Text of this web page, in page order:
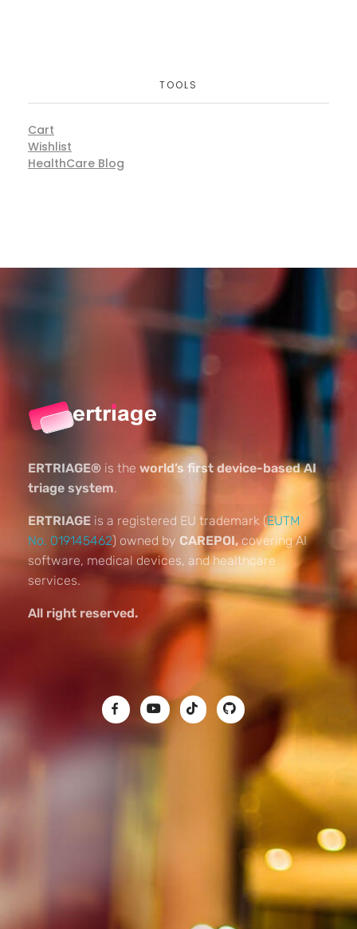
TOOLS
Cart
Wishlist
HealthCare Blog
ERTRIAGE® is the world’s first device-based AI
triage system.
ERTRIAGE is a registered EU trademark (EUTM
No. 019145462) owned by CAREPOI,covering AI
software, medical devices, and healthcare
services.
All right reserved.